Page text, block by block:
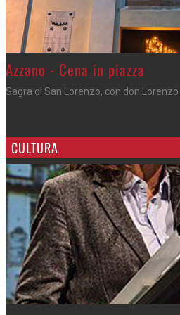
Gli appuntamenti fino a sabato
Cosa fare questi giorni nel Cremasco
CULTURA